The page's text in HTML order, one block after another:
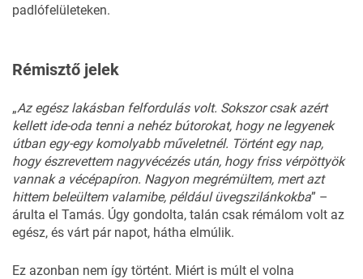
padlófelületeken.
Rémisztő jelek
„Az egész lakásban felfordulás volt. Sokszor csak azért
kellett ide-oda tenni a nehéz bútorokat, hogy ne legyenek
útban egy-egy komolyabb műveletnél. Történt egy nap,
hogy észrevettem nagyvécézés után, hogy friss vérpöttyök
vannak a vécépapíron. Nagyon megrémültem, mert azt
hittem beleültem valamibe, például üvegszilánkokba” –
árulta el Tamás. Úgy gondolta, talán csak rémálom volt az
egész, és várt pár napot, hátha elmúlik.
Ez azonban nem így történt. Miért is múlt el volna